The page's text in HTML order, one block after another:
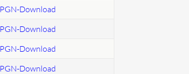
PGN-Download
PGN-Download
PGN-Download
PGN-Download